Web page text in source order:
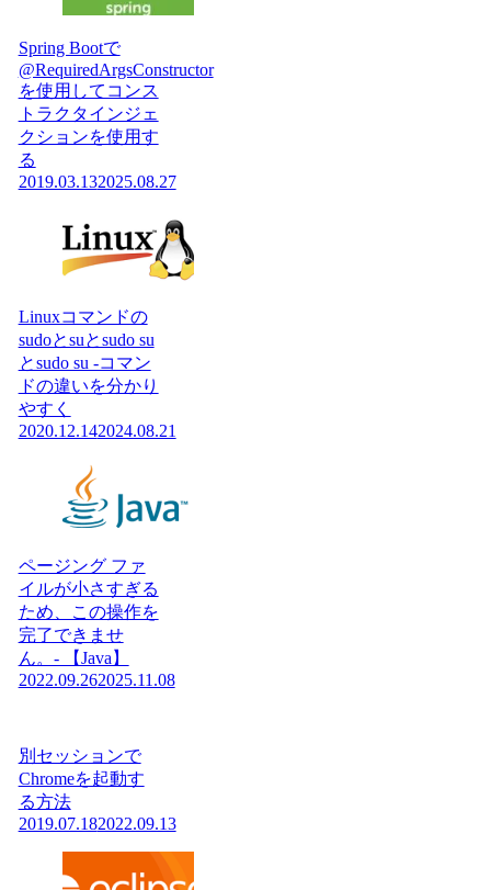
Spring Bootで
@RequiredArgsConstructor
を使用してコンス
トラクタインジェ
クションを使用す
る
2019.03.132025.08.27
Linuxコマンドの
sudoとsuとsudo su
とsudo su -コマン
ドの違いを分かり
やすく
2020.12.142024.08.21
ページング ファ
イルが小さすぎる
ため、この操作を
完了できませ
ん。- 【Java】
2022.09.262025.11.08
別セッションで
Chromeを起動す
る方法
2019.07.182022.09.13